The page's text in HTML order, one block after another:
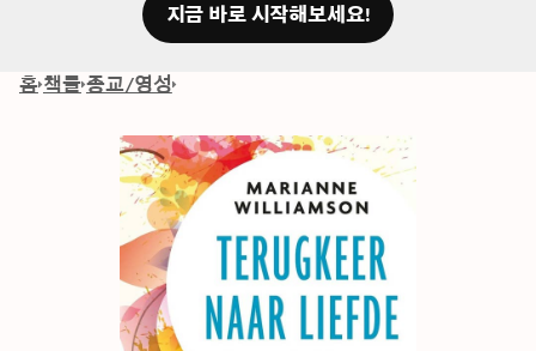
지금 바로 시작해보세요!
홈 책들 종교/영성